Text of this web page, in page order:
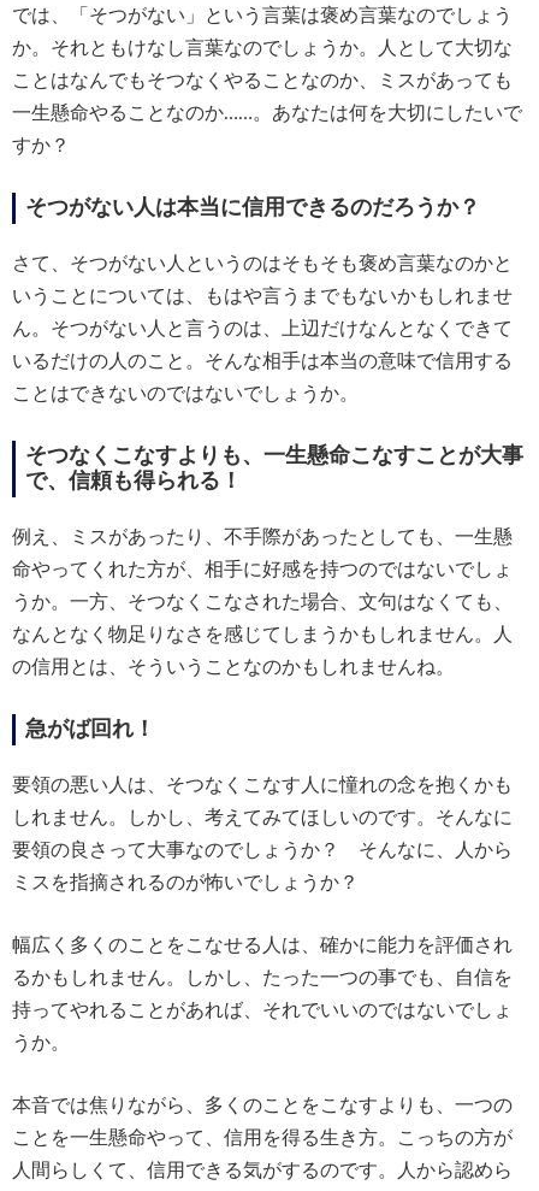
では、「そつがない」という言葉は褒め言葉なのでしょう
か。それともけなし言葉なのでしょうか。人として大切な
ことはなんでもそつなくやることなのか、ミスがあっても
一生懸命やることなのか……。あなたは何を大切にしたいで
すか？
そつがない人は本当に信用できるのだろうか？
さて、そつがない人というのはそもそも褒め言葉なのかと
いうことについては、もはや言うまでもないかもしれませ
ん。そつがない人と言うのは、上辺だけなんとなくできて
いるだけの人のこと。そんな相手は本当の意味で信用する
ことはできないのではないでしょうか。
そつなくこなすよりも、一生懸命こなすことが大事
で、信頼も得られる！
例え、ミスがあったり、不手際があったとしても、一生懸
命やってくれた方が、相手に好感を持つのではないでしょ
うか。一方、そつなくこなされた場合、文句はなくても、
なんとなく物足りなさを感じてしまうかもしれません。人
の信用とは、そういうことなのかもしれませんね。
急がば回れ！
要領の悪い人は、そつなくこなす人に憧れの念を抱くかも
しれません。しかし、考えてみてほしいのです。そんなに
要領の良さって大事なのでしょうか？ そんなに、人から
ミスを指摘されるのが怖いでしょうか？
幅広く多くのことをこなせる人は、確かに能力を評価され
るかもしれません。しかし、たった一つの事でも、自信を
持ってやれることがあれば、それでいいのではないでしょ
うか。
本音では焦りながら、多くのことをこなすよりも、一つの
ことを一生懸命やって、信用を得る生き方。こっちの方が
人間らしくて、信用できる気がするのです。人から認めら